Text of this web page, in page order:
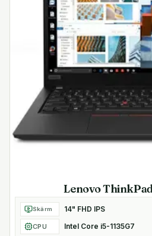
Lenovo
Skärm 14" FHD IPS
CPU Intel Core i5-1135G7